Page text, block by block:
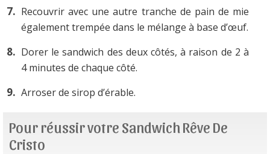
Recouvrir avec une autre tranche de pain de mie
également trempée dans le mélange à base d’œuf.
Dorer le sandwich des deux côtés, à raison de 2 à
4 minutes de chaque côté.
Arroser de sirop d’érable.
Pour réussir votre Sandwich Rêve De
Cristo